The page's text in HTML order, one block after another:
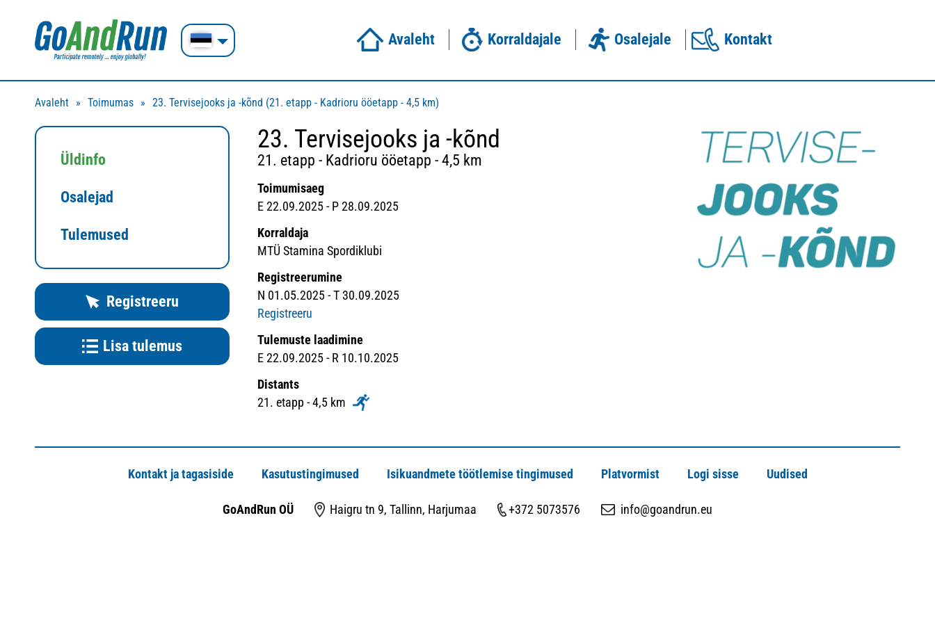
Avaleht Korraldajale Osalejale Kontakt
Avaleht Toimumas 23. Tervisejooks ja -kõnd (21. etapp - Kadrioru ööetapp - 4,5 km)
Üldinfo
Osalejad
Tulemused
Registreeru
Lisa tulemus
23. Tervisejooks ja -kõnd
21. etapp - Kadrioru ööetapp - 4,5 km
Toimumisaeg
E 22.09.2025 - P 28.09.2025
Korraldaja
MTÜ Stamina Spordiklubi
Registreerumine
N 01.05.2025 - T 30.09.2025
Registreeru
Tulemuste laadimine
E 22.09.2025 - R 10.10.2025
Distants
21. etapp - 4,5 km
Kontakt ja tagasiside Kasutustingimused Isikuandmete töötlemise tingimused Platvormist Logi sisse Uudised
GoAndRun OÜ Haigru tn 9, Tallinn, Harjumaa +372 5073576 info@goandrun.eu